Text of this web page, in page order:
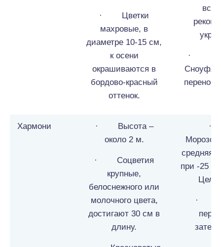
· Цветки
махровые, в
диаметре 10-15 см,
к осени
окрашиваются в
бордово-красный
оттенок.
все-
·
Хармони
· Высота –
около 2 м.
· Соцветия
крупные,
белоснежного или
молочного цвета,
достигают 30 см в
длину.
средняя
при -25
·